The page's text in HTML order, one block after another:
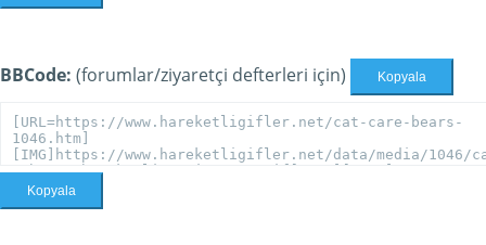
BBCode: (forumlar/ziyaretçi defterleri için) Kopyala
Kopyala